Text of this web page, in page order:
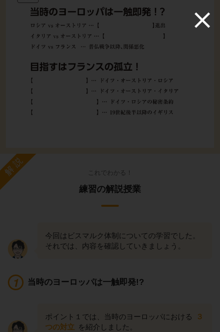
解説 これでわかる！
練習の解説授業
今回はビスマルク体制についての学習でした。
それでは、内容を確認していきましょう。
当時のヨーロッパは一触即発!?
ポイント１では、当時のヨーロッパにおける
３
つの対立 を紹介しました。